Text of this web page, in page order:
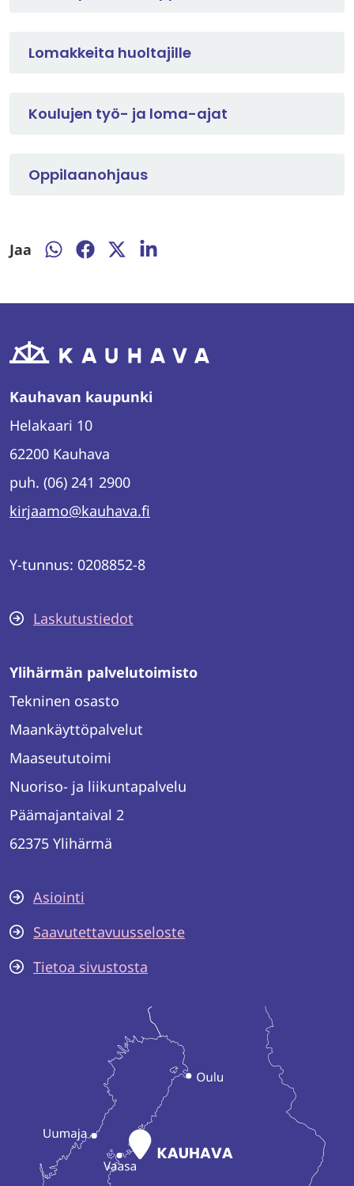
Lomakkeita huoltajille
Koulujen työ- ja loma-ajat
Oppilaanohjaus
Jaa
Jaa
Jaa
Jaa
Jaa
Kauhavan kaupunki
Helakaari 10
62200 Kauhava
puh. (06) 241 2900
kirjaamo@kauhava.fi
Y-tunnus: 0208852-8
Laskutustiedot
Ylihärmän palvelutoimisto
Tekninen osasto
Maankäyttöpalvelut
Maaseututoimi
Nuoriso- ja liikuntapalvelu
Päämajantaival 2
62375 Ylihärmä
Asiointi
Saavutettavuusseloste
Tietoa sivustosta